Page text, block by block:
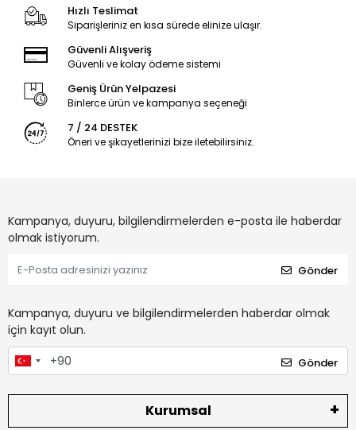
Hızlı Teslimat
Siparişleriniz en kısa sürede elinize ulaşır.
Güvenli Alışveriş
Güvenli ve kolay ödeme sistemi
Geniş Ürün Yelpazesi
Binlerce ürün ve kampanya seçeneği
7 / 24 DESTEK
Öneri ve şikayetlerinizi bize iletebilirsiniz.
Kampanya, duyuru, bilgilendirmelerden e-posta ile haberdar
olmak istiyorum.
Gönder
Kampanya, duyuru ve bilgilendirmelerden haberdar olmak
için kayıt olun.
Gönder
Kurumsal